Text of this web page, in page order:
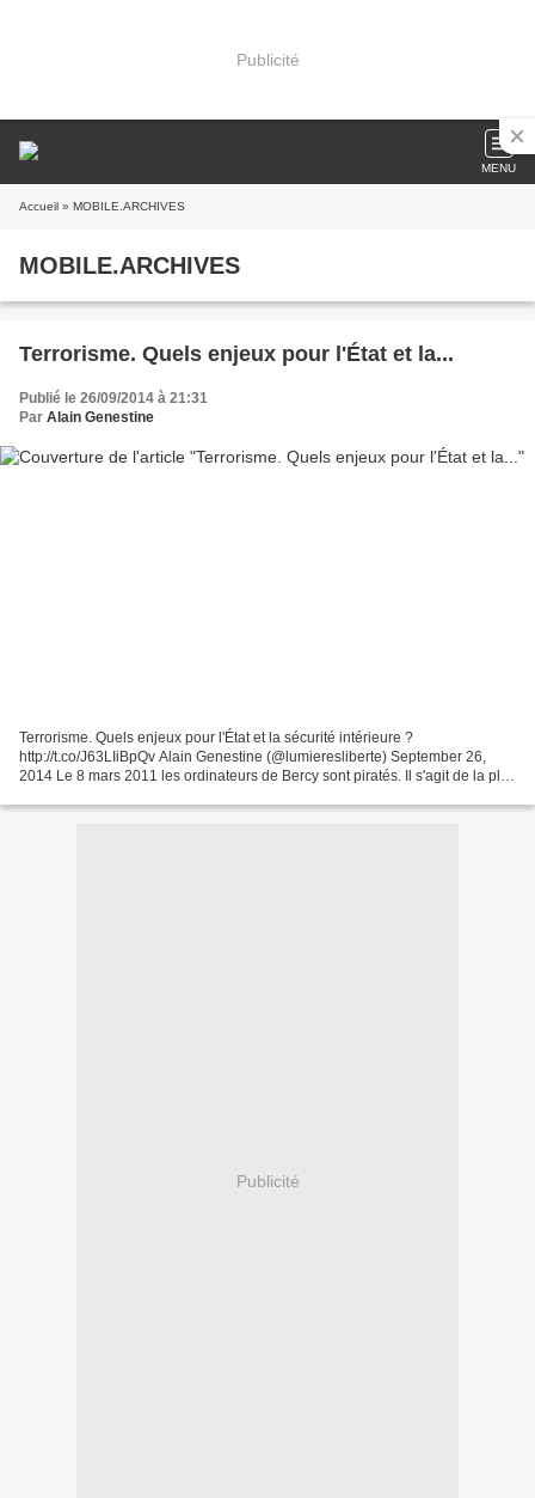
Publicité
MENU
Accueil » MOBILE.ARCHIVES
MOBILE.ARCHIVES
Terrorisme. Quels enjeux pour l'État et la...
Publié le 26/09/2014 à 21:31
Par Alain Genestine
Terrorisme. Quels enjeux pour l'État et la sécurité intérieure ?
http://t.co/J63LIiBpQv Alain Genestine (@lumieresliberte) September 26,
2014 Le 8 mars 2011 les ordinateurs de Bercy sont piratés. Il s'agit de la plus
Publicité